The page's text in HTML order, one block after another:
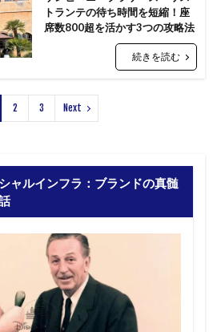
トランテの待ち時間を短縮！座
席数800超を活かす3つの攻略法
続きを読む
2 3 Next
ャルインフラ：ブランドの真髄